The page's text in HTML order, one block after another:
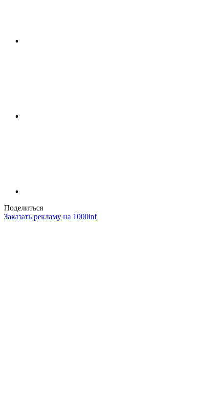
Поделиться
Заказать рекламу на 1000inf